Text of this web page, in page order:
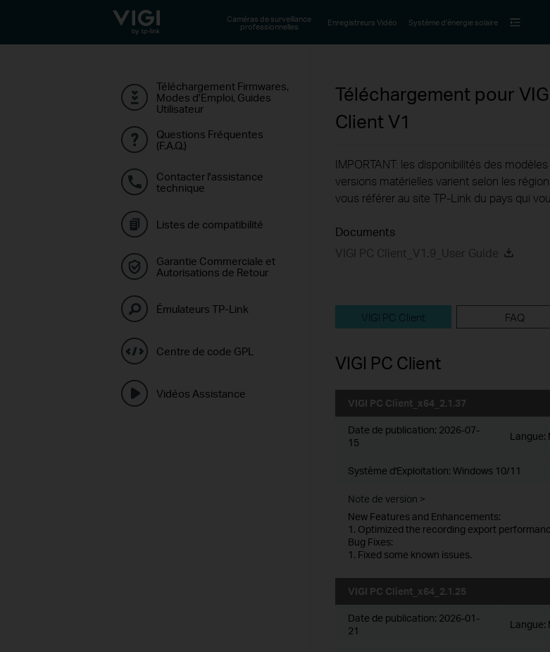
TP-Link, Reliably Smart Caméras de surveillance
professionnelles Enregistreurs Vidéo Système d'énergie solaire
Téléchargement Firmwares,
Modes d'Emploi, Guides
Utilisateur
Questions Fréquentes
(F.A.Q.)
Contacter l'assistance
technique
Listes de compatibilité
Garantie Commerciale et
Autorisations de Retour
Émulateurs TP-Link
Centre de code GPL
Vidéos Assistance
Téléchargement pour
Client V1
IMPORTANT: les disponibilités des
versions matérielles varient selon les
vous référer au site TP-Link du pays qui
Documents
VIGI PC Client_V1.9_User Guide
VIGI PC Client FAQ
VIGI PC Client
VIGI PC Client_x64_2.1.37
Date de publication: 2026-07-
15
Langue:
Système d'Exploitation: Windows 10/11
Note de version >
New Features and Enhancements:
1. Optimized the recording export
Bug Fixes:
1. Fixed some known issues.
VIGI PC Client_x64_2.1.25
Date de publication: 2026-01-
21
Langue: